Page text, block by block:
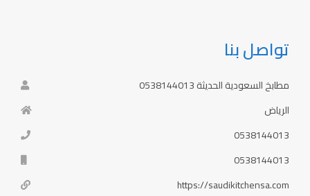
تواصل بنا
مطابخ السعودية الحديثة 0538144013
الرياض
0538144013
0538144013
https://saudikitchensa.com